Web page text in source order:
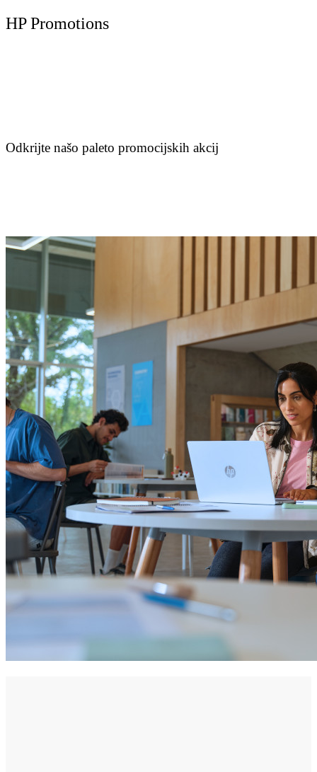
HP Promotions
Odkrijte našo paleto promocijskih akcij